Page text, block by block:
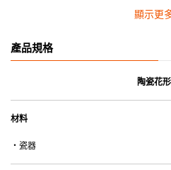
• 耐熱性極佳，適用於微波爐，也可放入
• 可用於洗碗機。
• 合乎食用安全的塗層表面，幾乎不黏，
*不可直接用於熱源上
產品規格
陶瓷花
材料
・瓷器